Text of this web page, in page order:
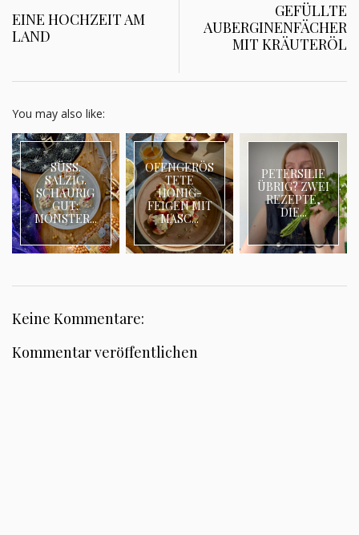
EINE HOCHZEIT AM
LAND
GEFÜLLTE
AUBERGINENFÄCHER
MIT KRÄUTERÖL
You may also like:
SÜSS.
SALZIG.
SCHAURIG
GUT:
MONSTER...
OFENGERÖS
TETE
HONIG-
FEIGEN MIT
MASC...
PETERSILIE
ÜBRIG? ZWEI
REZEPTE,
DIE...
Keine Kommentare:
Kommentar veröffentlichen